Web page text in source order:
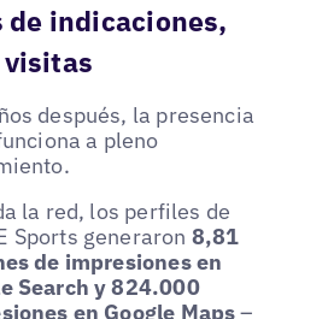
de indicaciones,
visitas
después, la presencia
a pleno
la red, los perfiles de
Sports generaron 8,81
de impresiones en
Search y 824.000
en Google Maps–